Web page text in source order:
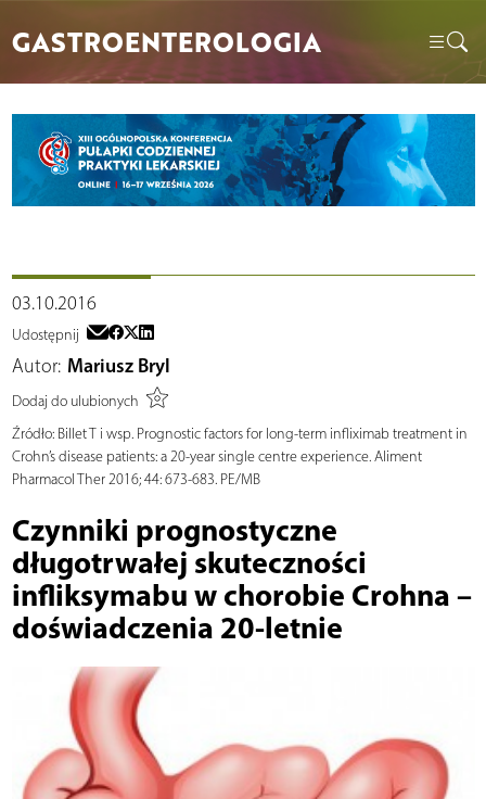
GASTROENTEROLOGIA
03.10.2016
Udostępnij
Autor: Mariusz Bryl
Dodaj do ulubionych
Źródło:Billet T i wsp. Prognostic factors for long-term infliximab treatment in
Crohn’s disease patients: a 20-year single centre experience. Aliment
Pharmacol Ther 2016; 44: 673-683. PE/MB
Czynniki prognostyczne
długotrwałej skuteczności
infliksymabu w chorobie Crohna –
doświadczenia 20-letnie